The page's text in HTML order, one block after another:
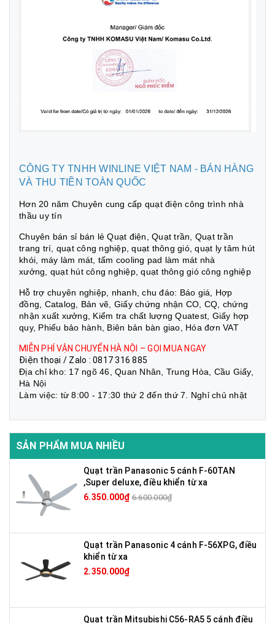
CÔNG TY TNHH WINLINE VIỆT NAM - BÁN HÀNG
VÀ THU TIỀN TOÀN QUỐC
Hơn 20 năm Chuyên cung cấp quạt điện công trình nhà
thầu uy tín
Chuyên bán sỉ bán lẻ Quạt điện, Quạt trần, Quạt trần
trang trí, quạt công nghiệp, quạt thông gió, quạt ly tâm hút
khói, máy làm mát, tấm cooling pad làm mát nhà
xưởng, quạt hút công nghiệp, quạt thông gió công nghiệp
Hỗ trợ chuyên nghiệp, nhanh, chu đáo: Báo giá, Hợp
đồng, Catalog, Bản vẽ, Giấy chứng nhận CO, CQ, chứng
nhận xuất xưởng, Kiểm tra chất lượng Quatest, Giấy hợp
quy, Phiếu bảo hành, Biên bản bàn giao, Hóa đơn VAT
MIỄN PHÍ VẬN CHUYỂN HÀ NỘI – GỌI MUA NGAY
Điện thoại / Zalo : 0817 316 885
Địa chỉ kho: 17 ngõ 46, Quan Nhân, Trung Hòa, Cầu Giấy,
Hà Nội
Làm việc: từ 8:00 - 17:30 thứ 2 đến thứ 7. Nghỉ chủ nhật
SẢN PHẨM MUA NHIỀU
Quạt trần Panasonic 5 cánh F-60TAN
,Super deluxe, điều khiển từ xa
6.350.000₫ 6.600.000₫
Quạt trần Panasonic 4 cánh F-56XPG, điều
khiển từ xa
2.350.000₫
Quạt trần Mitsubishi C56-RA5 5 cánh điều